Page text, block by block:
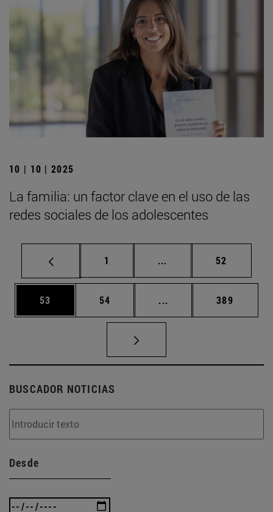
10 | 10 | 2025
La familia: un factor clave en el uso de las
redes sociales de los adolescentes
Página
1 ... Páginas intermedias
Página
52
Página
53 Página
54 ... Páginas intermedias
Página
389
BUSCADOR NOTICIAS
Desde